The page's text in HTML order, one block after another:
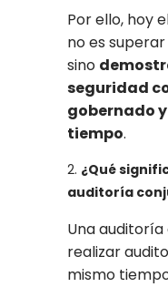
Por ello, hoy
no es
sino
seguridad
gobernado
tiempo.
¿Qué
auditoría
Una
realizar
mismo